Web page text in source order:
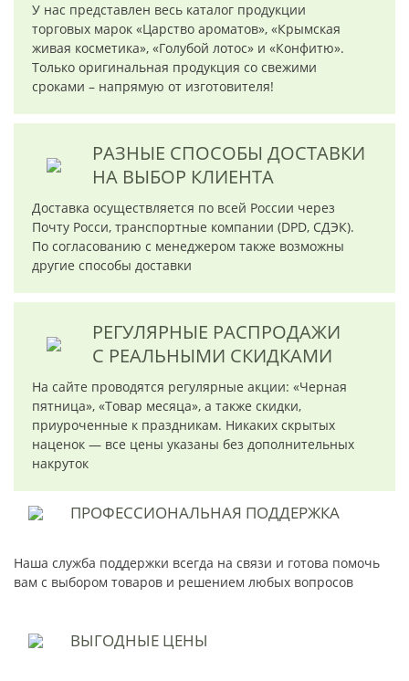
У нас представлен весь каталог продукции
торговых марок «Царство ароматов», «Крымская
живая косметика», «Голубой лотос» и «Конфитю».
Только оригинальная продукция со свежими
сроками – напрямую от изготовителя!
РАЗНЫЕ СПОСОБЫ ДОСТАВКИ
НА ВЫБОР КЛИЕНТА
Доставка осуществляется по всей России через
Почту Росси, транспортные компании (DPD, СДЭК).
По согласованию с менеджером также возможны
другие способы доставки
РЕГУЛЯРНЫЕ РАСПРОДАЖИ
С РЕАЛЬНЫМИ СКИДКАМИ
На сайте проводятся регулярные акции: «Черная
пятница», «Товар месяца», а также скидки,
приуроченные к праздникам. Никаких скрытых
наценок — все цены указаны без дополнительных
накруток
ПРОФЕССИОНАЛЬНАЯ ПОДДЕРЖКА
Наша служба поддержки всегда на связи и готова помочь
вам с выбором товаров и решением любых вопросов
ВЫГОДНЫЕ ЦЕНЫ